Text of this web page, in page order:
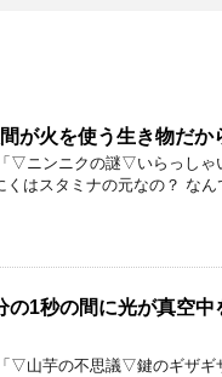
が火を使う生き物だか
▽ニンニクの謎▽いらっしゃ
はスタミナの元なの？ なん
1秒の間に光が真空中
▽山芋の不思議▽鍵のギザギ